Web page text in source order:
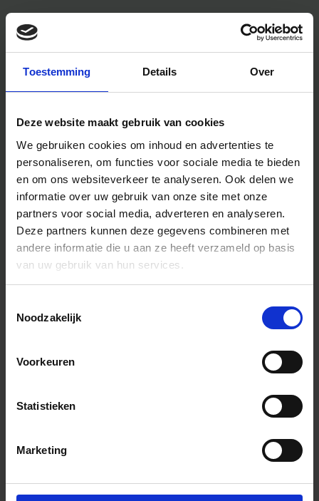
Toestemming Details Over
Deze website maakt gebruik van cookies
We gebruiken cookies om inhoud en advertenties te
personaliseren, om functies voor sociale media te bieden
en om ons websiteverkeer te analyseren. Ook delen we
informatie over uw gebruik van onze site met onze
partners voor social media, adverteren en analyseren.
Deze partners kunnen deze gegevens combineren met
andere informatie die u aan ze heeft verzameld op basis
van uw gebruik van hun services.
Noodzakelijk
Voorkeuren
Statistieken
Marketing
Algemene informatie
Foto’s ({{photos.length}})